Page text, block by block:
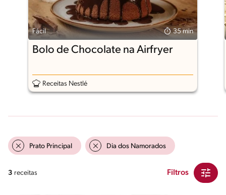
Fácil 35 min
Bolo de Chocolate na Airfryer
Receitas Nestlé
Prato Principal Dia dos Namorados
3 receitas Filtros